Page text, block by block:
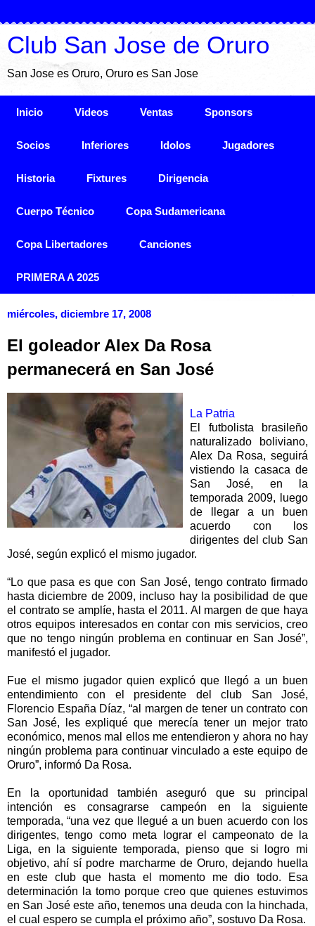
Club San Jose de Oruro
San Jose es Oruro, Oruro es San Jose
Inicio Videos Ventas Sponsors
Socios Inferiores Idolos Jugadores
Historia Fixtures Dirigencia
Cuerpo Técnico Copa Sudamericana
Copa Libertadores Canciones
PRIMERA A 2025
miércoles, diciembre 17, 2008
El goleador Alex Da Rosa
permanecerá en San José
La Patria
El futbolista brasileño
naturalizado boliviano,
Alex Da Rosa, seguirá
vistiendo la casaca de
San José, en la
temporada 2009, luego
de llegar a un buen
acuerdo con los
dirigentes del club San
José, según explicó el mismo jugador.
“Lo que pasa es que con San José, tengo contrato firmado
hasta diciembre de 2009, incluso hay la posibilidad de que
el contrato se amplíe, hasta el 2011. Al margen de que haya
otros equipos interesados en contar con mis servicios, creo
que no tengo ningún problema en continuar en San José”,
manifestó el jugador.
Fue el mismo jugador quien explicó que llegó a un buen
entendimiento con el presidente del club San José,
Florencio España Díaz, “al margen de tener un contrato con
San José, les expliqué que merecía tener un mejor trato
económico, menos mal ellos me entendieron y ahora no hay
ningún problema para continuar vinculado a este equipo de
Oruro”, informó Da Rosa.
En la oportunidad también aseguró que su principal
intención es consagrarse campeón en la siguiente
temporada, “una vez que llegué a un buen acuerdo con los
dirigentes, tengo como meta lograr el campeonato de la
Liga, en la siguiente temporada, pienso que si logro mi
objetivo, ahí sí podre marcharme de Oruro, dejando huella
en este club que hasta el momento me dio todo. Esa
determinación la tomo porque creo que quienes estuvimos
en San José este año, tenemos una deuda con la hinchada,
el cual espero se cumpla el próximo año”, sostuvo Da Rosa.